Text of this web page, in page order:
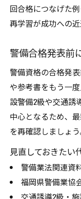
回合格につなげた
再学習が成功への近
警備合格発表前
警備資格の合格発
や参考書をもう一
設警備2級や交通誘
中心となるため、
を再確認しましょう
見直しておきたい
警備業法関連資
福岡県警備業協
交通誘導2級・